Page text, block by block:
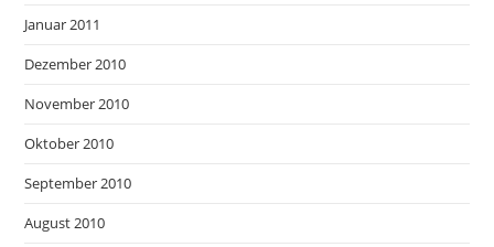
Januar 2011
Dezember 2010
November 2010
Oktober 2010
September 2010
August 2010